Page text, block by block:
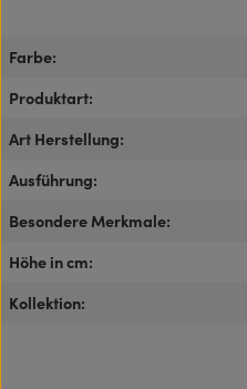
Farbe:
Produktart:
Art Herstellung:
Ausführung:
Besondere Merkmale:
Höhe in cm:
Kollektion: